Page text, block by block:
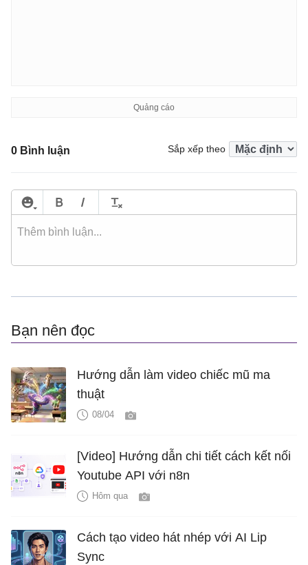
0 Bình luận Sắp xếp theo
Bạn nên đọc
Hướng dẫn làm video chiếc mũ ma
thuật
08/04
[Video] Hướng dẫn chi tiết cách kết nối
Youtube API với n8n
Hôm qua
Cách tạo video hát nhép với AI Lip
Sync